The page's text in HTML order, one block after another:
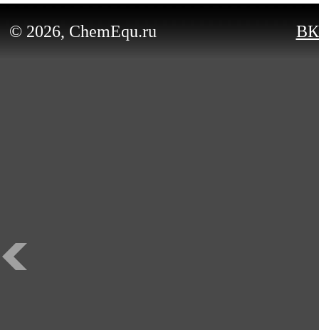
© 2026, ChemEqu.ru